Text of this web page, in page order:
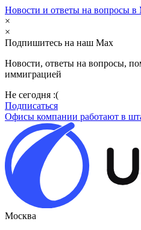
Новости и ответы на вопросы
×
×
Подпишитесь на наш Max
Новости, ответы на вопросы,
иммиграцией
Не сегодня :(
Подписаться
Офисы компании работают в
Москва